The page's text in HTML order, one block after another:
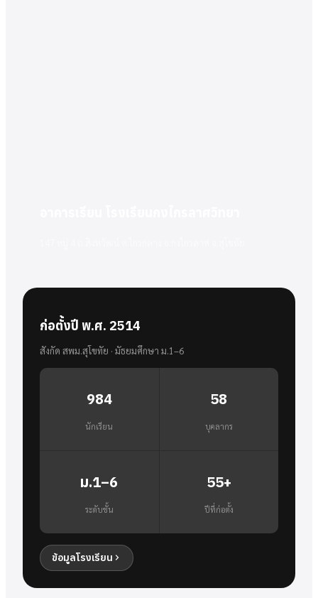
ก่อตั้งปี พ.ศ. 2514
สังกัด สพม.สุโขทัย · มัธยมศึกษา ม.1–6
984
นักเรียน
58
บุคลากร
ม.1–6
ระดับชั้น
55+
ปีที่ก่อตั้ง
ข้อมูลโรงเรียน